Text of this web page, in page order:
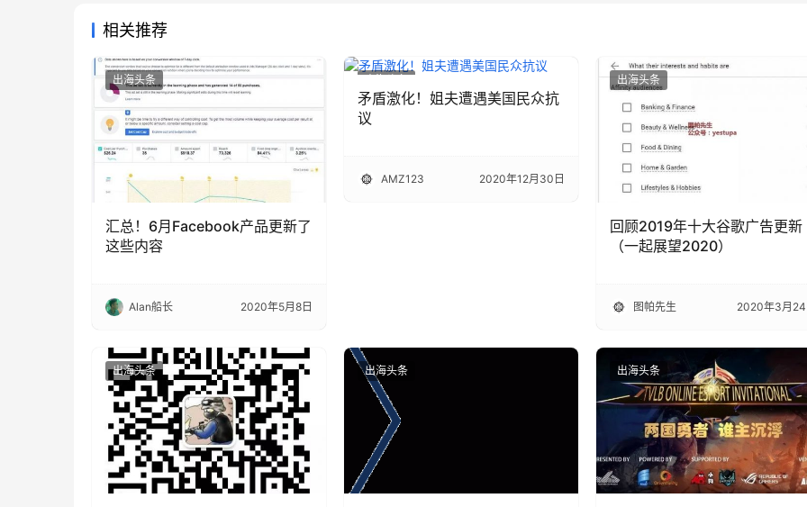
相关推荐
出海头条
汇总！6月Facebook产品更新了
这些内容
Alan船长 2020年5月8日
出海头条
矛盾激化！姐夫遭遇美国民众抗
议
AMZ123 2020年12月30日
出海头条
回顾2019年十大谷歌广告更新
（一起展望2020）
图帕先生 2020年3月
出海头条 出海头条 出海头条